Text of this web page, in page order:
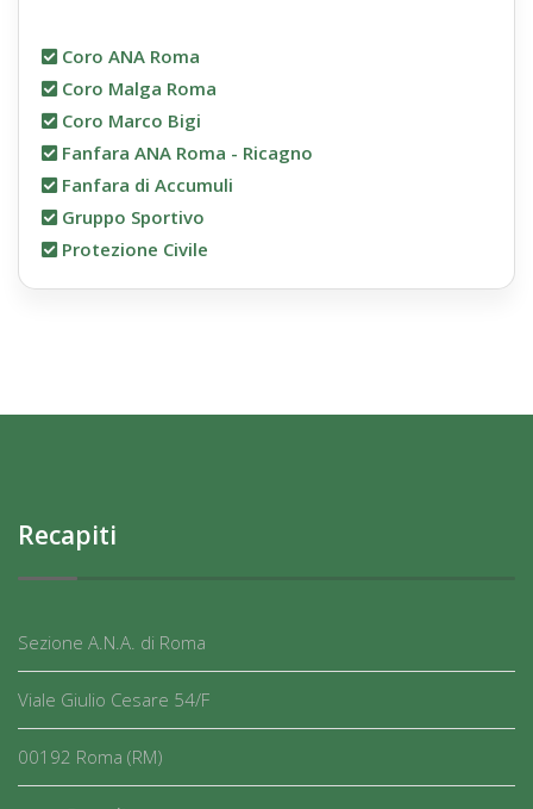
Coro ANA Roma
Coro Malga Roma
Coro Marco Bigi
Fanfara ANA Roma - Ricagno
Fanfara di Accumuli
Gruppo Sportivo
Protezione Civile
Recapiti
Sezione A.N.A. di Roma
Viale Giulio Cesare 54/F
00192 Roma (RM)